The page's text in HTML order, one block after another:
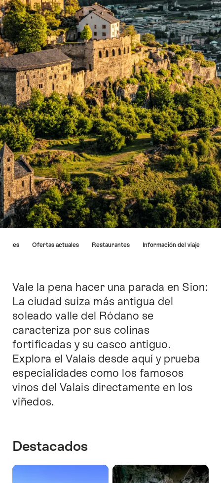
llevan
directamente
a
los
puntos
anclaje
en
esta
página.
Ofertas actuales Restaurantes Información del viaje
Introducción
Vale la pena hacer una parada en Sion:
La ciudad suiza más antigua del
soleado valle del Ródano se
caracteriza por sus colinas
fortificadas y su casco antiguo.
Explora el Valais desde aquí y prueba
especialidades como los famosos
vinos del Valais directamente en los
viñedos.
Destacados